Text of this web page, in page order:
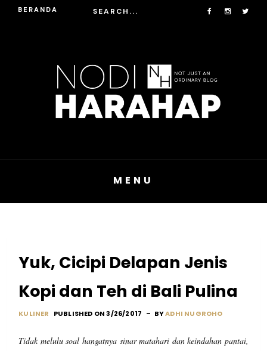
BERANDA
MENU
Yuk, Cicipi Delapan Jenis
Kopi dan Teh di Bali Pulina
KULINER PUBLISHED ON 3/26/2017 BYADHI NUGROHO
Tidak melulu soal hangatnya sinar matahari dan keindahan pantai,